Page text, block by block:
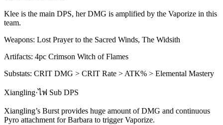
Klee is the main DPS, her DMG is amplified by the Vaporize in this
team.
Weapons: Lost Prayer to the Sacred Winds, The Widsith
Artifacts: 4pc Crimson Witch of Flames
Substats: CRIT DMG > CRIT Rate > ATK% > Elemental Mastery
Xiangling·ไฟ Sub DPS
Xiangling’s Burst provides huge amount of DMG and continuous
Pyro attachment for Barbara to triggerVaporize.